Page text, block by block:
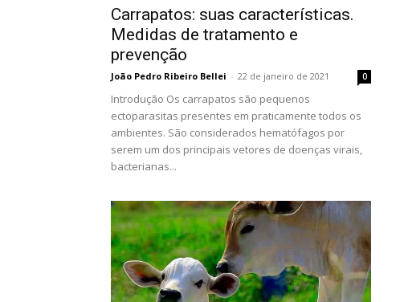
Carrapatos: suas características.
Medidas de tratamento e
prevenção
João Pedro Ribeiro Bellei - 22 de janeiro de 2021 0
Introdução Os carrapatos são pequenos
ectoparasitas presentes em praticamente todos os
ambientes. São considerados hematófagos por
serem um dos principais vetores de doenças virais,
bacterianas...